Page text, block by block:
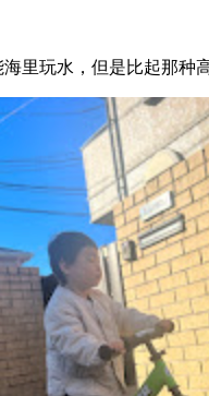
里玩水，但是比起那种